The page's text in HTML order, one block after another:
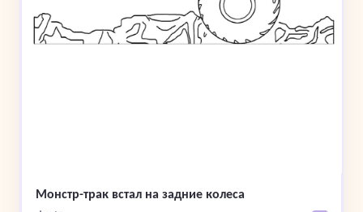
Монстр-трак встал на задние колеса